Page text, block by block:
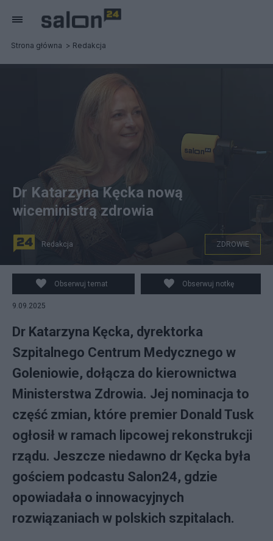
Strona główna Redakcja
Dr Katarzyna Kęcka, nowa wiceministra zdrowia, ,w
redakcji Salon24
Dr Katarzyna Kęcka nową
wiceministrą zdrowia
Redakcja ZDROWIE
Obserwuj temat Obserwuj notkę
9.09.2025
Dr Katarzyna Kęcka, dyrektorka
Szpitalnego Centrum Medycznego w
Goleniowie, dołącza do kierownictwa
Ministerstwa Zdrowia. Jej nominacja to
część zmian, które premier Donald Tusk
ogłosił w ramach lipcowej rekonstrukcji
rządu. Jeszcze niedawno dr Kęcka była
gościem podcastu Salon24, gdzie
opowiadała o innowacyjnych
rozwiązaniach w polskich szpitalach.